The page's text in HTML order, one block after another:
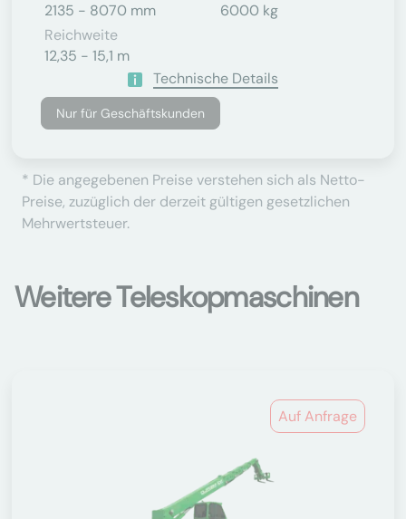
2135 - 8070 mm
6000 kg
Reichweite
12,35 - 15,1 m
Technische Details
Nur für Geschäftskunden
* Die angegebenen Preise verstehen sich als Netto-
Preise, zuzüglich der derzeit gültigen gesetzlichen
Mehrwertsteuer.
Weitere Teleskopmaschinen
Auf Anfrage